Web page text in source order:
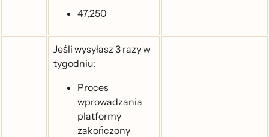
47,250
Jeśli wysyłasz 3 razy w
tygodniu:
Proces
wprowadzania
platformy
zakończony